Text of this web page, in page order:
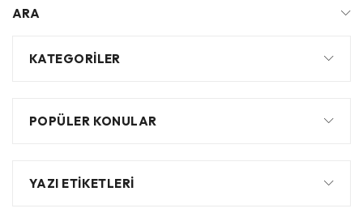
ARA
KATEGORILER
POPÜLER KONULAR
YAZI ETIKETLERI